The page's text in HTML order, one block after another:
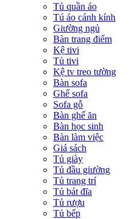
Tủ quần áo
Tú áo cánh kính
Giường ngủ
Bàn trang điểm
Kệ tivi
Tủ tivi
Kệ tv treo tường
Bàn sofa
Ghế sofa
Sofa gỗ
Bàn ghế ăn
Bàn học sinh
Bàn làm việc
Giá sách
Tủ giày
Tủ đầu giường
Tủ trang trí
Tủ bát đĩa
Tủ rượu
Tủ bếp